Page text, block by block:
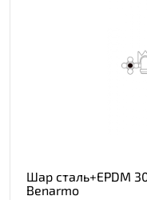
Шар сталь+EPDM
Benarmo